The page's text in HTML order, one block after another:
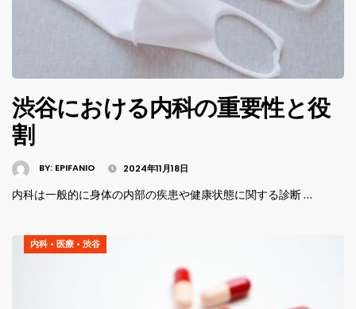
渋谷における内科の重要性と役
割
BY: EPIFANIO 2024年11月18日
内科は一般的に身体の内部の疾患や健康状態に関する診断 …
内科 • 医療 • 渋谷